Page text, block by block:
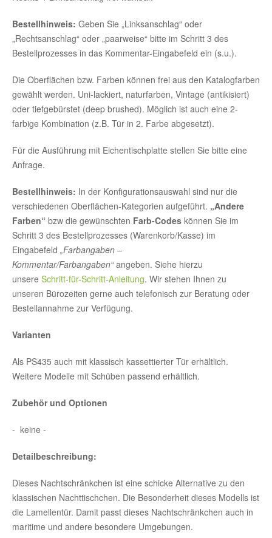
Bestellhinweis: Geben Sie „Linksanschlag“ oder
„Rechtsanschlag“ oder „paarweise“ bitte im Schritt 3 des
Bestellprozesses in das Kommentar-Eingabefeld ein (s.u.).
Die Oberflächen bzw. Farben können frei aus den Katalogfarben
gewählt werden. Uni-lackiert, naturfarben, Vintage (antikisiert)
oder tiefgebürstet (deep brushed). Möglich ist auch eine 2-
farbige Kombination (z.B. Tür in 2. Farbe abgesetzt).
Für die Ausführung mit Eichentischplatte stellen Sie bitte eine
Anfrage.
Bestellhinweis: In der Konfigurationsauswahl sind nur die
verschiedenen Oberflächen-Kategorien aufgeführt. „Andere
Farben“ bzw die gewünschten Farb-Codes können Sie im
Schritt 3 des Bestellprozesses (Warenkorb/Kasse) im
Eingabefeld „Farbangaben –
Kommentar/Farbangaben“angeben. Siehe hierzu
unsere Schritt-für-Schritt-Anleitung. Wir stehen Ihnen zu
unseren Bürozeiten gerne auch telefonisch zur Beratung oder
Bestellannahme zur Verfügung.
Varianten
Als PS435 auch mit klassisch kassettierter Tür erhältlich.
Weitere Modelle mit Schüben passend erhältlich.
Zubehör und Optionen
- keine -
Detailbeschreibung:
Dieses Nachtschränkchen ist eine schicke Alternative zu den
klassischen Nachttischchen. Die Besonderheit dieses Modells ist
die Lamellentür. Damit passt dieses Nachtschränkchen auch in
maritime und andere besondere Umgebungen.